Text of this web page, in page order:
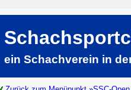
ein Schachverein in